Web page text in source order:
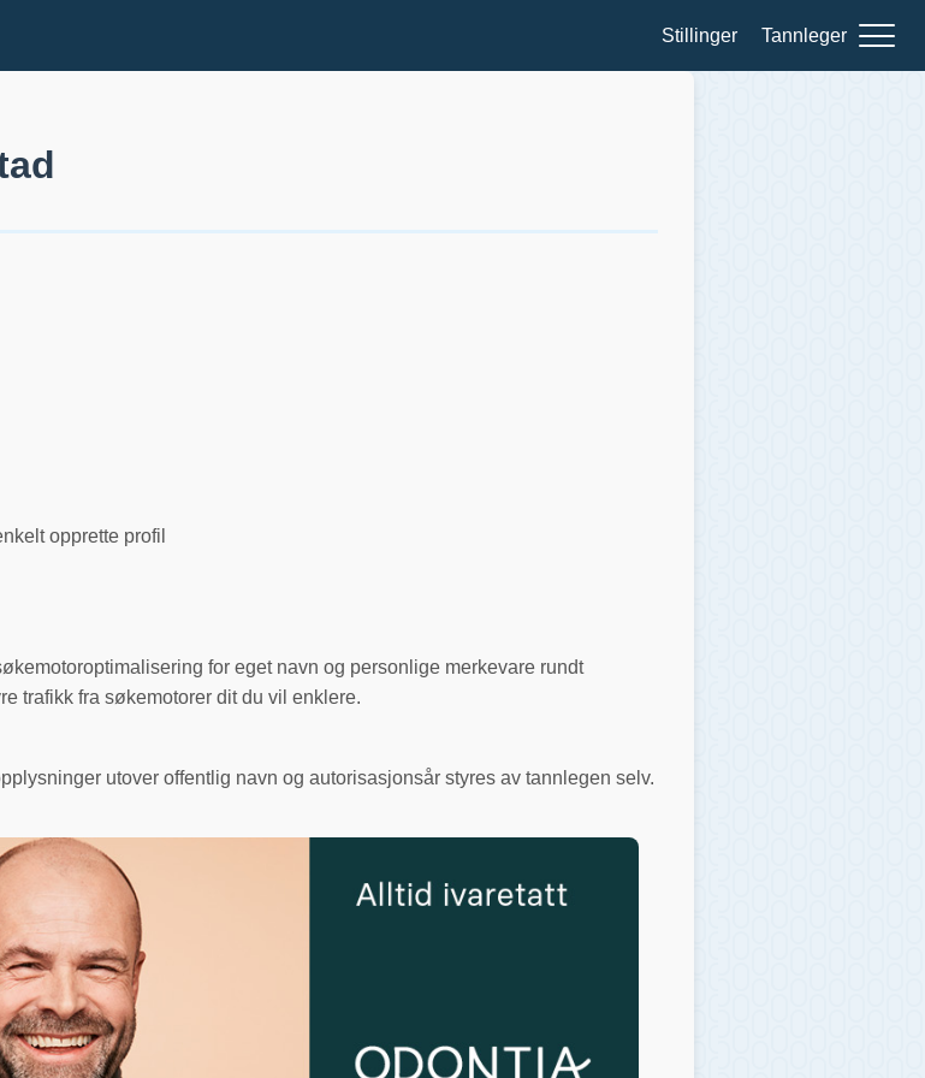
Stillinger Tannleger
opprette profil
for eget navn og personlige merkevare rundt
trafikk fra søkemotorer dit du vil enklere.
utover offentlig navn og autorisasjonsår styres av tannlegen selv.